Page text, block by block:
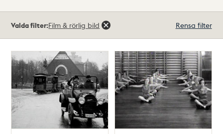
träffar
Valda filter:Film & rörlig bild Rensa filter